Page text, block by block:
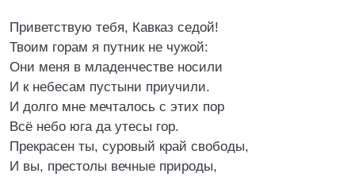
Приветствую тебя, Кавказ седой!
Твоим горам я путник не чужой:
Они меня в младенчестве носили
И к небесам пустыни приучили.
И долго мне мечталось с этих пор
Всё небо юга да утесы гор.
Прекрасен ты, суровый край свободы,
И вы, престолы вечные природы,